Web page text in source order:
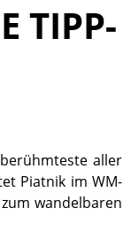
TIPP-
aller
Piatnik im WM-
wandelbaren